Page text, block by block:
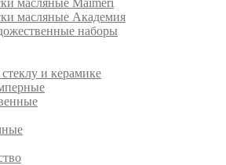
масляные Maimeri
масляные Академия
наборы
и керамике